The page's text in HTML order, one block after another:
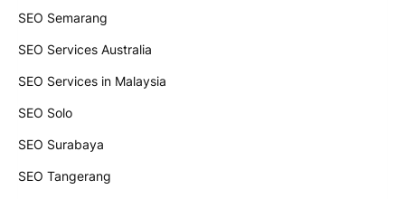
SEO Semarang
SEO Services Australia
SEO Services in Malaysia
SEO Solo
SEO Surabaya
SEO Tangerang